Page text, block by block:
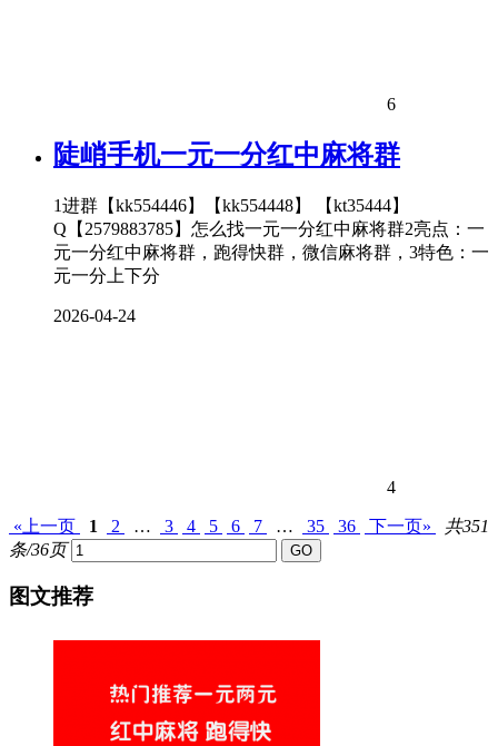
6
陡峭手机一元一分红中麻将群
1进群【kk554446】【kk554448】 【kt35444】
Q【2579883785】怎么找一元一分红中麻将群2亮点：一
元一分红中麻将群，跑得快群，微信麻将群，3特色：一
元一分上下分
2026-04-24
4
«上一页 1 2 … 3 4 5 6 7 … 35 36 下一页»
共351
条/36页
图文推荐